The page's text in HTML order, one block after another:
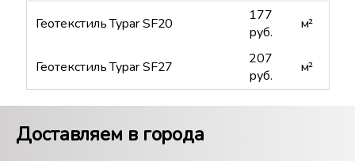
Геотекстиль Typar SF20
177
руб.
м²
Геотекстиль Typar SF27
207
руб.
м²
Доставляем в города